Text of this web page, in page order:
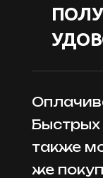
Быстрых
также
же